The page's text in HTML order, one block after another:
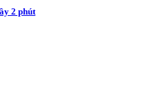
2 phút